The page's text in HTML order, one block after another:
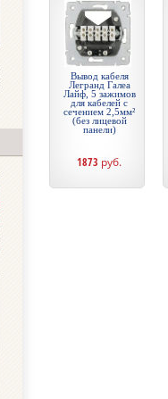
Вывод кабеля
Легранд Галеа
Лайф, 5 зажимов
для кабелей с
сечением 2,5мм²
(без лицевой
панели)
1873 руб.